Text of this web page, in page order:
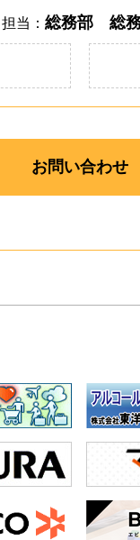
担当： 総務部 総
お問い合わせ